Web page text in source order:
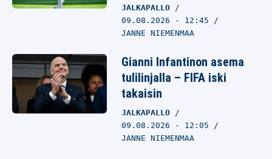
JALKAPALLO
09.08.2026 - 12:45
JANNE NIEMENMAA
Gianni Infantinon asema
tulilinjalla – FIFA iski
takaisin
JALKAPALLO
09.08.2026 - 12:05
JANNE NIEMENMAA